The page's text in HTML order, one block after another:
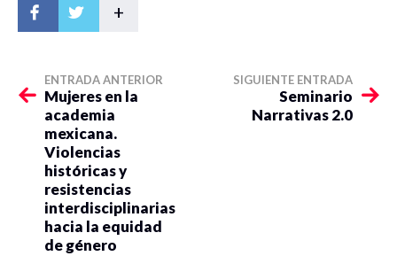
+
ENTRADA ANTERIOR
Mujeres en la
academia
mexicana.
Violencias
históricas y
resistencias
interdisciplinarias
hacia la equidad
de género
SIGUIENTE ENTRADA
Seminario
Narrativas 2.0